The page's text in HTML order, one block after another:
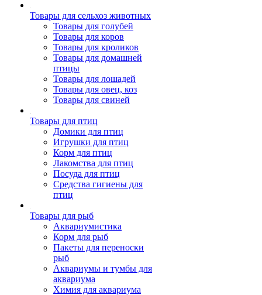
Товары для сельхоз животных
Товары для голубей
Товары для коров
Товары для кроликов
Товары для домашней
птицы
Товары для лошадей
Товары для овец, коз
Товары для свиней
Товары для птиц
Домики для птиц
Игрушки для птиц
Корм для птиц
Лакомства для птиц
Посуда для птиц
Средства гигиены для
птиц
Товары для рыб
Аквариумистика
Корм для рыб
Пакеты для переноски
рыб
Аквариумы и тумбы для
аквариума
Химия для аквариума